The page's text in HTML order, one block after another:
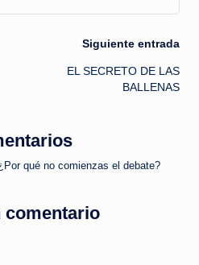
Siguiente entrada
EL SECRETO DE LAS
BALLENAS
qué no comienzas el debate?
comentario